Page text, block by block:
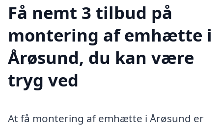
Få nemt 3 tilbud på
montering af emhætte i
Årøsund, du kan være
tryg ved
At få montering af emhætte i Årøsund er